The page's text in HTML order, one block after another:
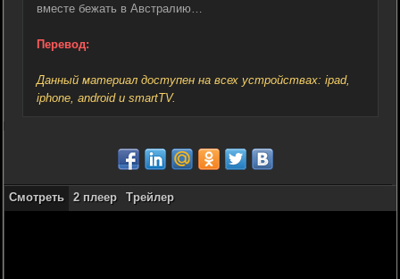
вместе бежать в Австралию…
Перевод:
Данный материал доступен на всех устройствах: ipad,
iphone, android и smartTV.
Смотреть 2 плеер Трейлер